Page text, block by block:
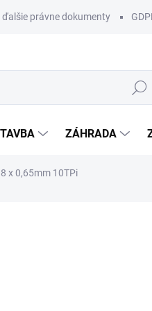
ďalšie právne dokumenty
Hľadať
ZÁHRADA
x 0,65mm 10TPi